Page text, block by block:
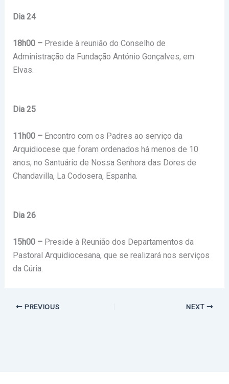
Dia 24
18h00 –Preside à reunião do Conselho de
Administração da Fundação António Gonçalves, em
Elvas.
Dia 25
11h00 –Encontro com os Padres ao serviço da
Arquidiocese que foram ordenados há menos de 10
anos, no Santuário de Nossa Senhora das Dores de
Chandavilla, La Codosera, Espanha.
Dia 26
15h00 – Preside à Reunião dos Departamentos da
Pastoral Arquidiocesana, que se realizará nos serviços
da Cúria.
PREVIOUS NEXT